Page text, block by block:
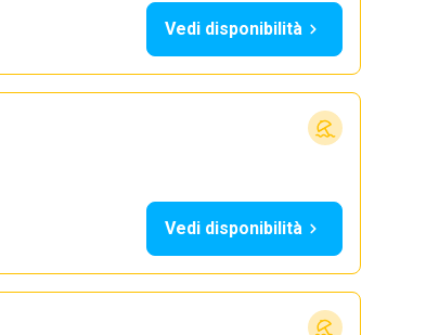
Vedi disponibilità
Vedi disponibilità